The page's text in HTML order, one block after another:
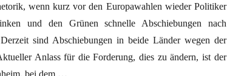
wenn kurz vor den Europawahlen wieder Politiker
und den Grünen schnelle Abschiebungen nach
sind Abschiebungen in beide Länder wegen der
Anlass für die Forderung, dies zu ändern, ist der
bei dem …